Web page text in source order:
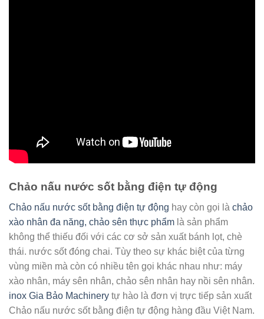
Chảo nấu nước sốt bằng điện tự động
Chảo nấu nước sốt bằng điện tự động hay còn gọi là chảo
xào nhân đa năng, chảo sên thực phẩm là sản phẩm
không thể thiếu đối với các cơ sở sản xuất bánh lọt, chè
thái. nước sốt đóng chai. Tùy theo sự khác biệt của từng
vùng miền mà còn có nhiều tên gọi khác nhau như: máy
xào nhân, máy sên nhân, chảo sên nhân hay nồi sên nhân.
inox Gia Bảo Machinery tự hào là đơn vị trực tiếp sản xuất
Chảo nấu nước sốt bằng điện tự động hàng đầu Việt Nam.